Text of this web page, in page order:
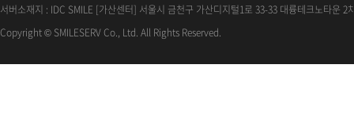
서버소재지 : IDC SMILE [가산센터] 서울시 금천구 가산디지털1로 33-33 대륭테크노타운 2
Copyright © SMILESERV Co., Ltd. All Rights Reserved.